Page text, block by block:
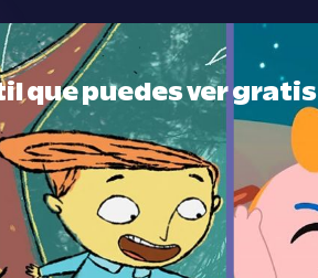
que puedes ver gratis